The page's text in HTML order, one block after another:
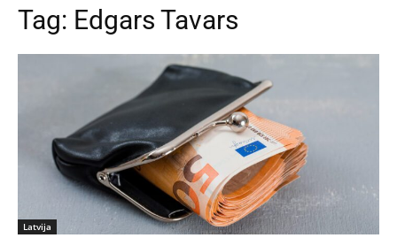
Tag: Edgars Tavars
Latvija